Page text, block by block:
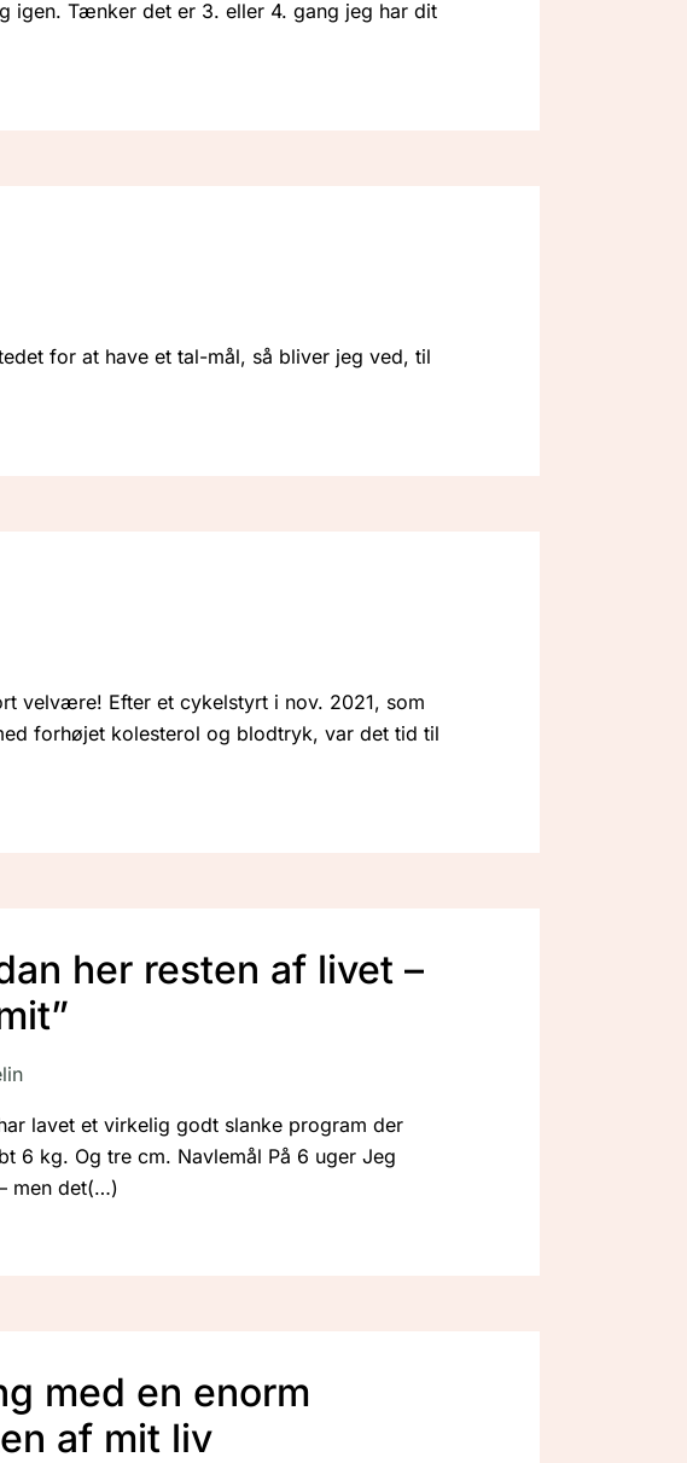
igen. Tænker det er 3. eller 4. gang jeg har dit
for at have et tal-mål, så bliver jeg ved, til
velvære! Efter et cykelstyrt i nov. 2021, som
forhøjet kolesterol og blodtryk, var det tid til
her resten af livet –
lavet et virkelig godt slanke program der
6 kg. Og tre cm. Navlemål På 6 uger Jeg
men det
med en enorm
af mit liv